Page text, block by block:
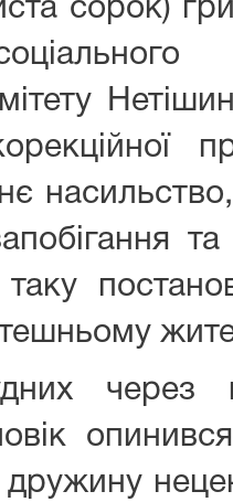
сорок)
через